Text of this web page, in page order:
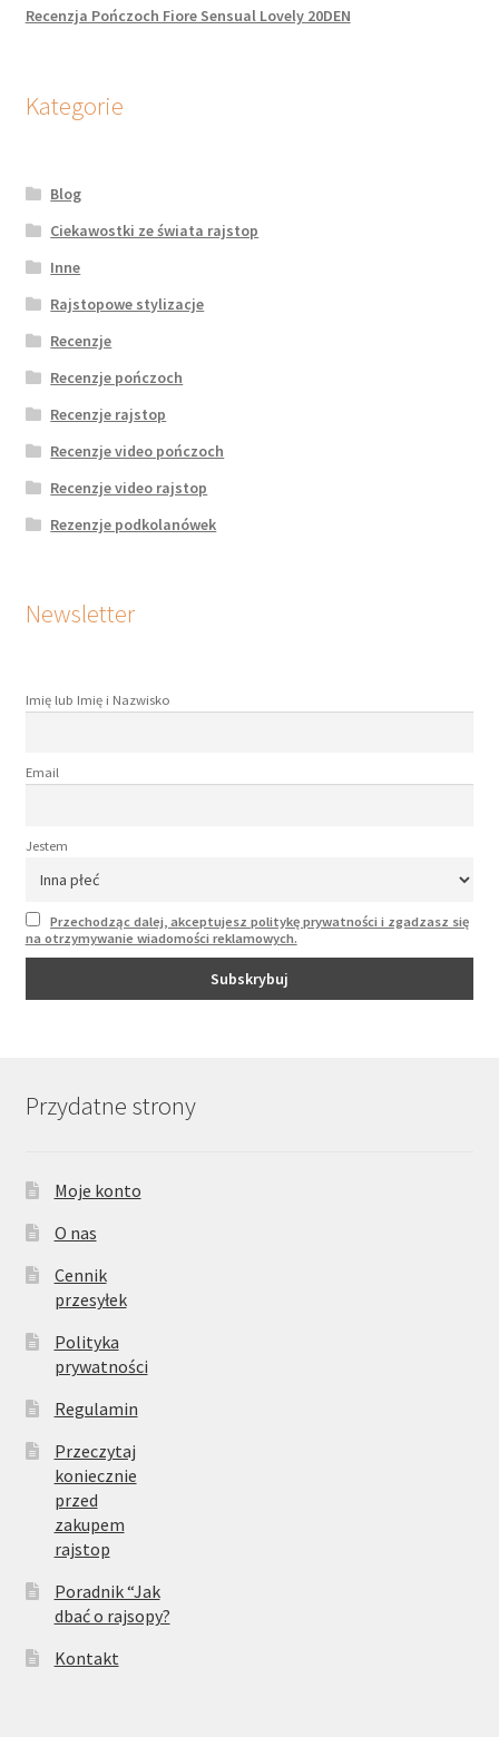
Recenzja Pończoch Fiore Sensual Lovely 20DEN
Kategorie
Blog
Ciekawostki ze świata rajstop
Inne
Rajstopowe stylizacje
Recenzje
Recenzje pończoch
Recenzje rajstop
Recenzje video pończoch
Recenzje video rajstop
Rezenzje podkolanówek
Newsletter
Imię lub Imię i Nazwisko
Email
Jestem
Przechodząc dalej, akceptujesz politykę prywatności i zgadzasz się
na otrzymywanie wiadomości reklamowych.
Przydatne strony
Moje konto
O nas
Cennik
przesyłek
Polityka
prywatności
Regulamin
Przeczytaj
koniecznie
przed
zakupem
rajstop
Poradnik “Jak
dbać o rajsopy?
Kontakt